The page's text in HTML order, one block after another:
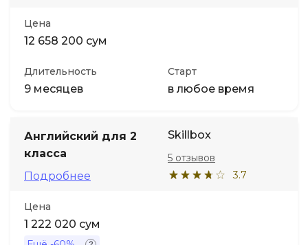
Цена
12 658 200 сум
Длительность
9 месяцев
Старт
в любое время
Английский для 2
класса
Подробнее
Skillbox
3.7
5 отзывов
Цена
1 222 020 сум